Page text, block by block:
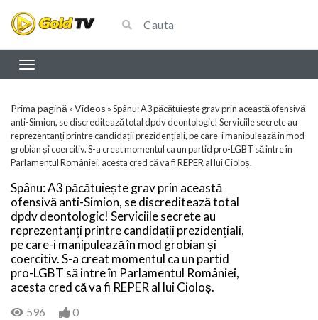
Prima pagină »Videos »Spânu: A3 păcătuiește grav prin această ofensivă
anti-Simion, se discreditează total dpdv deontologic! Serviciile secrete au
reprezentanți printre candidații prezidențiali, pe care-i manipulează în mod
grobian și coercitiv. S-a creat momentul ca un partid pro-LGBT să intre în
Parlamentul României, acesta cred că va fi REPER al lui Cioloș.
Spânu: A3 păcătuiește grav prin această
ofensivă anti-Simion, se discreditează total
dpdv deontologic! Serviciile secrete au
reprezentanți printre candidații prezidențiali,
pe care-i manipulează în mod grobian și
coercitiv. S-a creat momentul ca un partid
pro-LGBT să intre în Parlamentul României,
acesta cred că va fi REPER al lui Cioloș.
596 0